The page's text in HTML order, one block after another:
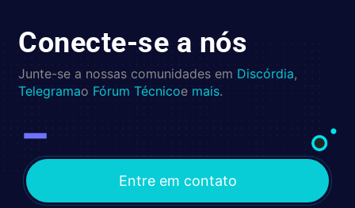
Conecte-se a nós
Junte-se a nossas comunidades em Discórdia,
Telegramao Fórum Técnicoe mais.
Entre em contato